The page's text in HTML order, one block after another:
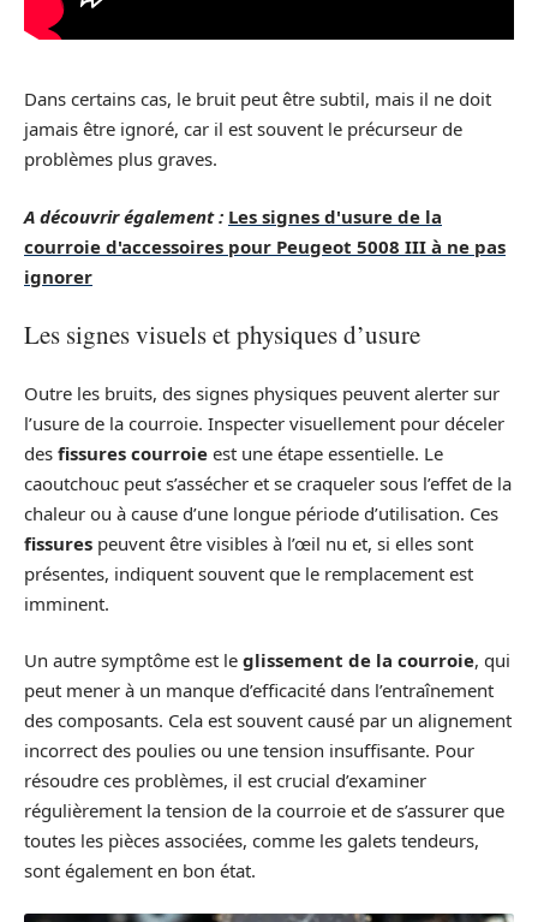
Dans certains cas, le bruit peut être subtil, mais il ne doit
jamais être ignoré, car il est souvent le précurseur de
problèmes plus graves.
A découvrir également : Les signes d'usure de la
courroie d'accessoires pour Peugeot 5008 III à ne pas
ignorer
Les signes visuels et physiques d’usure
Outre les bruits, des signes physiques peuvent alerter sur
l’usure de la courroie. Inspecter visuellement pour déceler
des fissures courroie est une étape essentielle. Le
caoutchouc peut s’assécher et se craqueler sous l’effet de la
chaleur ou à cause d’une longue période d’utilisation. Ces
fissures peuvent être visibles à l’œil nu et, si elles sont
présentes, indiquent souvent que le remplacement est
imminent.
Un autre symptôme est le glissement de la courroie, qui
peut mener à un manque d’efficacité dans l’entraînement
des composants. Cela est souvent causé par un alignement
incorrect des poulies ou une tension insuffisante. Pour
résoudre ces problèmes, il est crucial d’examiner
régulièrement la tension de la courroie et de s’assurer que
toutes les pièces associées, comme les galets tendeurs,
sont également en bon état.